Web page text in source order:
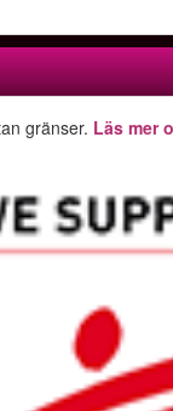
gränser. Läs mer